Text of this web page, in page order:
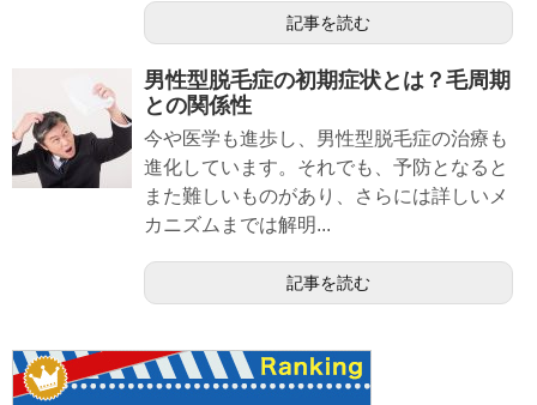
記事を読む
男性型脱毛症の初期症状とは？毛周期
との関係性
今や医学も進歩し、男性型脱毛症の治療も
進化しています。それでも、予防となると
また難しいものがあり、さらには詳しいメ
カニズムまでは解明...
記事を読む